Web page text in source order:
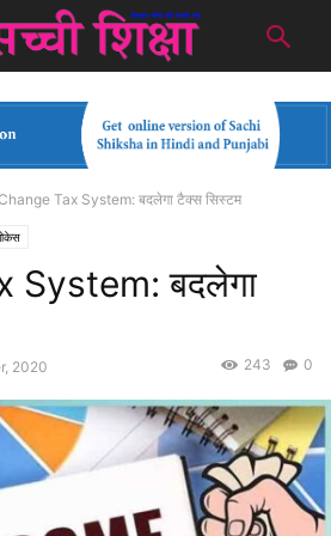
Tax System: बदलेगा टैक्स सिस्टम
System: बदलेगा
2020 0
243